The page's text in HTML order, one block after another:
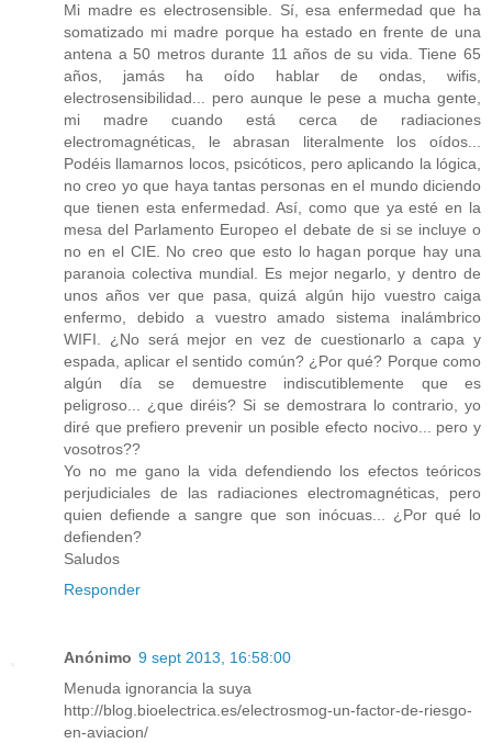
Mi madre es electrosensible. Sí, esa enfermedad que ha
somatizado mi madre porque ha estado en frente de una
antena a 50 metros durante 11 años de su vida. Tiene 65
años, jamás ha oído hablar de ondas, wifis,
electrosensibilidad... pero aunque le pese a mucha gente,
mi madre cuando está cerca de radiaciones
electromagnéticas, le abrasan literalmente los oídos...
Podéis llamarnos locos, psicóticos, pero aplicando la lógica,
no creo yo que haya tantas personas en el mundo diciendo
que tienen esta enfermedad. Así, como que ya esté en la
mesa del Parlamento Europeo el debate de si se incluye o
no en el CIE. No creo que esto lo hagan porque hay una
paranoia colectiva mundial. Es mejor negarlo, y dentro de
unos años ver que pasa, quizá algún hijo vuestro caiga
enfermo, debido a vuestro amado sistema inalámbrico
WIFI. ¿No será mejor en vez de cuestionarlo a capa y
espada, aplicar el sentido común? ¿Por qué? Porque como
algún día se demuestre indiscutiblemente que es
peligroso... ¿que diréis? Si se demostrara lo contrario, yo
diré que prefiero prevenir un posible efecto nocivo... pero y
vosotros??
Yo no me gano la vida defendiendo los efectos teóricos
perjudiciales de las radiaciones electromagnéticas, pero
quien defiende a sangre que son inócuas... ¿Por qué lo
defienden?
Saludos
Responder
Anónimo 9 sept 2013, 16:58:00
Menuda ignorancia la suya
http://blog.bioelectrica.es/electrosmog-un-factor-de-riesgo-
en-aviacion/